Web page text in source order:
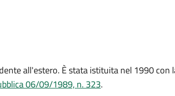
all'estero. È stata istituita nel 1990 con
06/09/1989, n. 323.